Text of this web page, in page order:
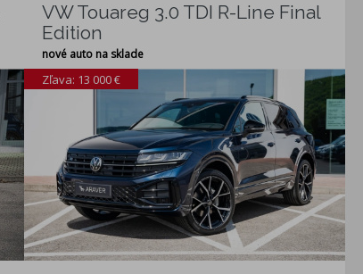
VW Touareg 3.0 TDI R-Line Final
Edition
nové auto na sklade
Zľava: 13 000 €